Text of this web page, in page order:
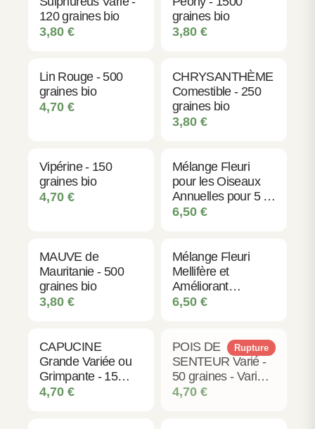
massifs, bordures ou potagers. Un investissement
minimal pour un rendement maximal en beauté et en
120 graines bio
3,80 €
graines bio
3,80 €
Lin Rouge - 500
graines bio
4,70 €
CHRYSANTHÈME
Comestible - 250
graines bio
3,80 €
Vipérine - 150
graines bio
4,70 €
Mélange Fleuri
pour les Oiseaux
Annuelles pour 5 à
20 m² - 20 graines
6,50 €
MAUVE de
Mauritanie - 500
graines bio
3,80 €
Mélange Fleuri
Mellifère et
Améliorant
Annuelles pour 5 à
6,50 €
CAPUCINE
Grande Variée ou
Grimpante - 15
graines bio
4,70 €
Rupture
POIS DE
SENTEUR Varié -
50 graines - Variété
grimpante
4,70 €